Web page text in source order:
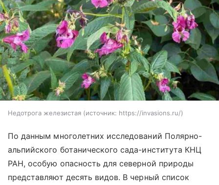
Недотрога железистая источник: https://invasions.ru/
По данным многолетних исследований Полярно-
альпийского ботанического сада-института КНЦ
РАН, особую опасность для северной природы
представляют десять видов. В черный список